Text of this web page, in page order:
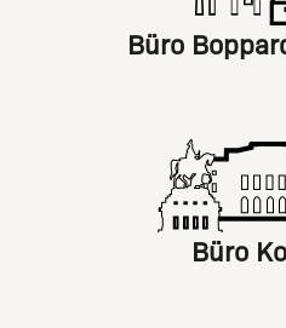
Büro
Büro